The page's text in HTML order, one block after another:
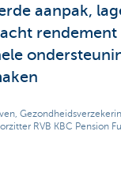
aanpak,
RVB KBC Pension